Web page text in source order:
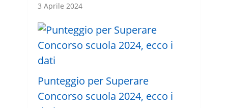
3 Aprile 2024
Punteggio per Superare
Concorso scuola 2024, ecco i